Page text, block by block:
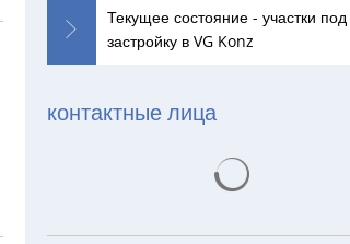
Текущее состояние - участки под
застройку в VG Konz
контактные лица